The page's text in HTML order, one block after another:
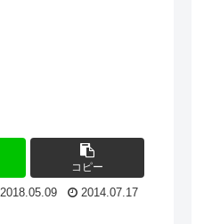
コピー
2018.05.09 2014.07.17